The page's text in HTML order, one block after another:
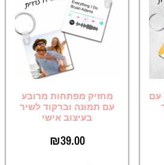
עם
מחזיק מפתחות מרובע
עם תמונה וברקוד לשיר
בעיצוב אישי
₪39.00